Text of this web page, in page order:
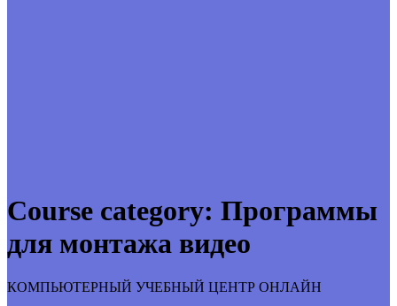
Course category: Программы
для монтажа видео
КОМПЬЮТЕРНЫЙ УЧЕБНЫЙ ЦЕНТР ОНЛАЙН